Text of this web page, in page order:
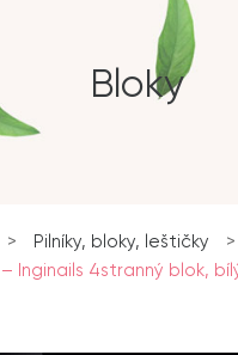
Bloky
> Pilníky, bloky, leštičky >
– Inginails 4stranný blok,